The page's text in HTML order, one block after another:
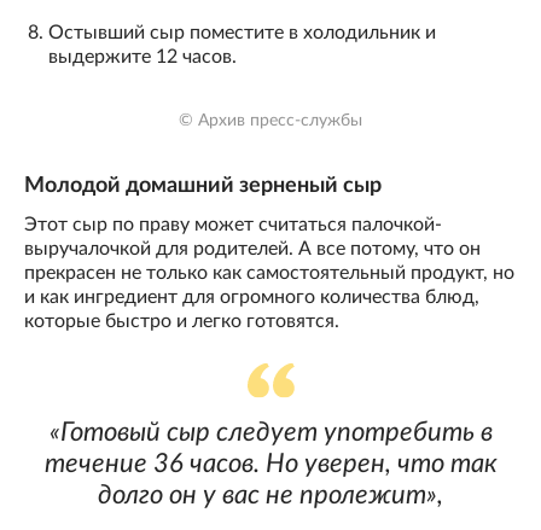
Остывший сыр поместите в холодильник и
выдержите 12 часов.
© Архив пресс-службы
Молодой домашний зерненый сыр
Этот сыр по праву может считаться палочкой-
выручалочкой для родителей. А все потому, что он
прекрасен не только как самостоятельный продукт, но
и как ингредиент для огромного количества блюд,
которые быстро и легко готовятся.
«Готовый сыр следует употребить в
течение 36 часов. Но уверен, что так
долго он у вас не пролежит»,